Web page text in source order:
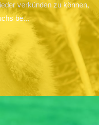
verkünden zu können,
be...